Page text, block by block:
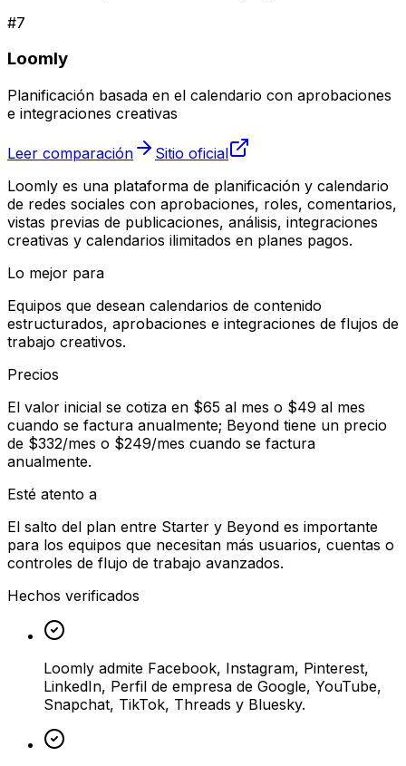
#7
Loomly
Planificación basada en el calendario con aprobaciones
e integraciones creativas
Leer comparación
Sitio oficial
Loomly es una plataforma de planificación y calendario
de redes sociales con aprobaciones, roles, comentarios,
vistas previas de publicaciones, análisis, integraciones
creativas y calendarios ilimitados en planes pagos.
Lo mejor para
Equipos que desean calendarios de contenido
estructurados, aprobaciones e integraciones de flujos de
trabajo creativos.
Precios
El valor inicial se cotiza en $65 al mes o $49 al mes
cuando se factura anualmente; Beyond tiene un precio
de $332/mes o $249/mes cuando se factura
anualmente.
Esté atento a
El salto del plan entre Starter y Beyond es importante
para los equipos que necesitan más usuarios, cuentas o
controles de flujo de trabajo avanzados.
Hechos verificados
Loomly admite Facebook, Instagram, Pinterest,
LinkedIn, Perfil de empresa de Google, YouTube,
Snapchat, TikTok, Threads y Bluesky.